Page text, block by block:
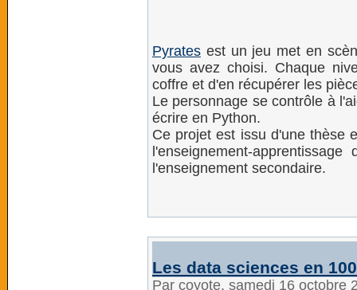
Pyrates est un jeu met en
vous avez choisi. Chaque
coffre et d'en récupérer les
Le personnage se contrôle à
écrire en Python.
Ce projet est issu d'une thèse
l'enseignement-
l'enseignement secondaire.
Les data sciences en
Par coyote, samedi 16 octobre